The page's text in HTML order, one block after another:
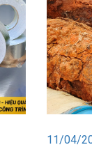
11/04/